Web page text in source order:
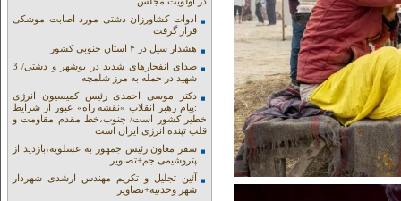
ادوات کشاورزان دشتی مورد اصابت موشکی
قرار گرفت
هشدار سیل در ۴ استان جنوبی کشور
صدای انفجارهای شدید در بوشهر و دشتی/ 3
شهید در حمله به مرز شلمچه
دکتر موسی احمدی رئیس کمیسیون انرژی
:پیام رهبر انقلاب «نقشه راه» عبور از شرایط
خطیر کشور است/ جنوب،خط مقدم مقاومت و
قلب تپنده انرژی ایران است
سفر معاون رئیس جمهور به عسلویه،بازدید از
پتروشیمی جم+تصاویر
آئین تجلیل و تکریم مهندس ارشدی شهردار
شهر وحدتیه+تصاویر